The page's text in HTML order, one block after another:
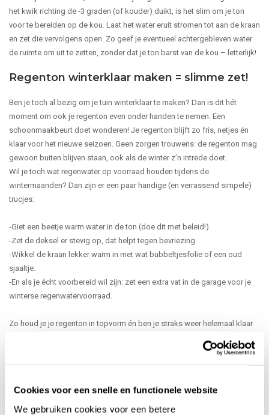
Cookies voor een snelle en functionele website
We gebruiken cookies voor een betere
het kwik richting de -3 graden (of kouder) duikt, is het slim om je ton
voor te bereiden op de kou. Laat het water eruit stromen tot aan de kraan
en zet die vervolgens open. Zo geef je eventueel achtergebleven water
de ruimte om uit te zetten, zonder dat je ton barst van de kou – letterlijk!
Regenton winterklaar maken = slimme zet!
Ben je toch al bezig om je tuin winterklaar te maken? Dan is dit hét
moment om ook je regenton even onder handen te nemen. Een
schoonmaakbeurt doet wonderen! Je regenton blijft zo fris, netjes én
klaar voor het nieuwe seizoen. Geen zorgen trouwens: de regenton mag
gewoon buiten blijven staan, ook als de winter z’n intrede doet.
Wil je toch wat regenwater op voorraad houden tijdens de
wintermaanden? Dan zijn er een paar handige (en verrassend simpele)
trucjes:
-Giet een beetje warm water in de ton (doe dit met beleid!).
-Zet de deksel er stevig op, dat helpt tegen bevriezing.
-Wikkel de kraan lekker warm in met wat bubbeltjesfolie of een oud
sjaaltje.
-En als je écht voorbereid wil zijn: zet een extra vat in de garage voor je
winterse regenwatervoorraad.
Zo houd je je regenton in topvorm én ben je straks weer helemaal klaar
Recente artikelen